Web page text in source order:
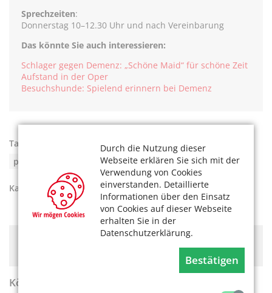
Durch die Nutzung dieser
Webseite erklären Sie sich mit der
Verwendung von Cookies
einverstanden. Detaillierte
Informationen über den Einsatz
von Cookies auf dieser Webseite
erhalten Sie in der
Datenschutzerklärung.
Bestätigen
Sprechzeiten:
Donnerstag 10–12.30 Uhr und nach Vereinbarung
Das könnte Sie auch interessieren:
Schlager gegen Demenz: „Schöne Maid“ für schöne Zeit
Aufstand in der Oper
Besuchshunde: Spielend erinnern bei Demenz
Tags: Hilfe bei Demenz in Köln
,
pflegende Angehörige in Köln
Kategorien: Pflege
Hier könnte Werbung stehen, mit der wir uns
Cookie-Meldung.
KölnerLeben Sommer 2026